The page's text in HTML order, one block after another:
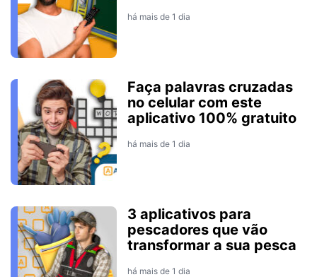
há mais de 1 dia
Faça palavras cruzadas
no celular com este
aplicativo 100% gratuito
há mais de 1 dia
3 aplicativos para
pescadores que vão
transformar a sua pesca
há mais de 1 dia